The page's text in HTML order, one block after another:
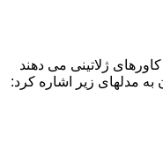
ژلاتینی می دهند
مدلهای زیر اشاره کرد: